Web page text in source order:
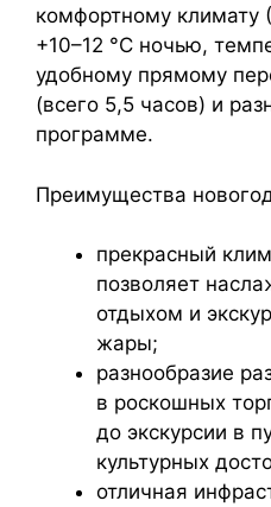
комфортному климату
+10–12 °C ночью,
удобному прямому
(всего 5,5 часов) и
программе.
Преимущества
прекрасный
позволяет
отдыхом и
жары;
разнообразие
в роскошных
до экскурсии в
культурных
отличная